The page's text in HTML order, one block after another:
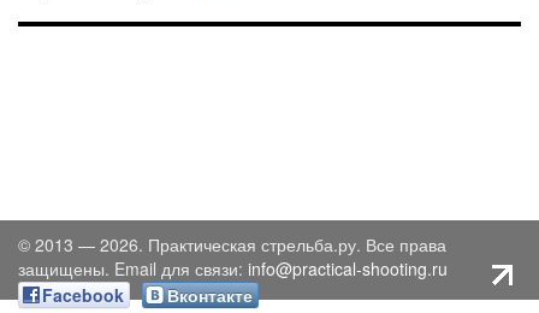
© 2013 — 2026. Практическая стрельба.ру. Все права
защищены. Email для связи: info@practical-shooting.ru
Facebook
Вконтакте